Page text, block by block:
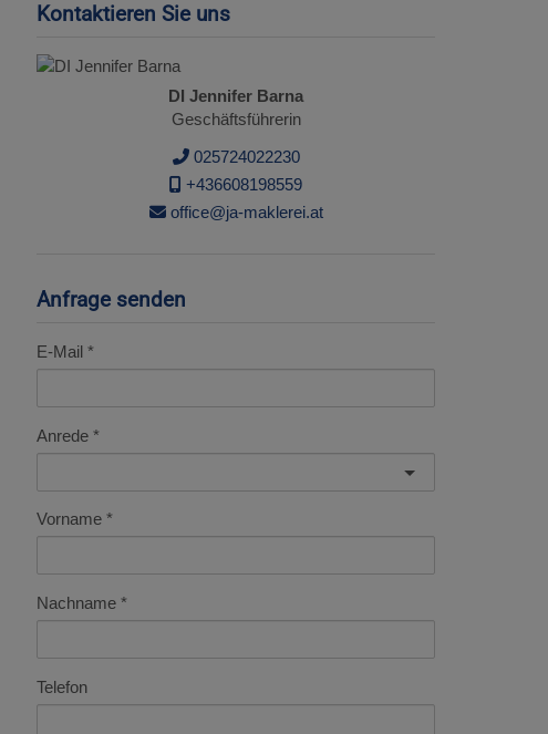
Kontaktieren Sie uns
DI Jennifer Barna
Geschäftsführerin
025724022230
+436608198559
office@ja-maklerei.at
Anfrage senden
E-Mail
Anrede
Vorname
Nachname
Telefon